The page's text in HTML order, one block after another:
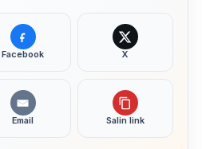
Facebook X
Email Salin link